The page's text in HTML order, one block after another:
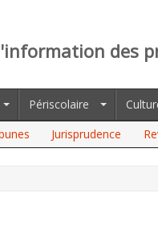
des
Périscolaire
Jurisprudence